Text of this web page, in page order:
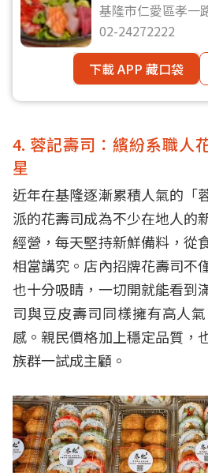
基隆市仁愛區孝一
02-24272222
下載 APP 藏口袋
4. 蓉記壽司：繽紛系職人
星
近年在基隆逐漸累積人氣的「
派的花壽司成為不少在地人的
經營，每天堅持新鮮備料，從
相當講究。店內招牌花壽司不
也十分吸睛，一切開就能看到
司與豆皮壽司同樣擁有高人
感。親民價格加上穩定品質，
族群一試成主顧。